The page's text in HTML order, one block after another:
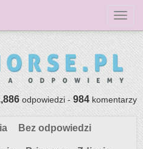
odpowiedzi -984komentarzy
Bez odpowiedzi